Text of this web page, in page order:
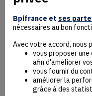
Données personnelles
Contact
Bpifrance et ses
nécessaires au bon
Avec votre accord, nous
vous proposer
afin d'améliorer
vous fournir du
améliorer la
grâce à des